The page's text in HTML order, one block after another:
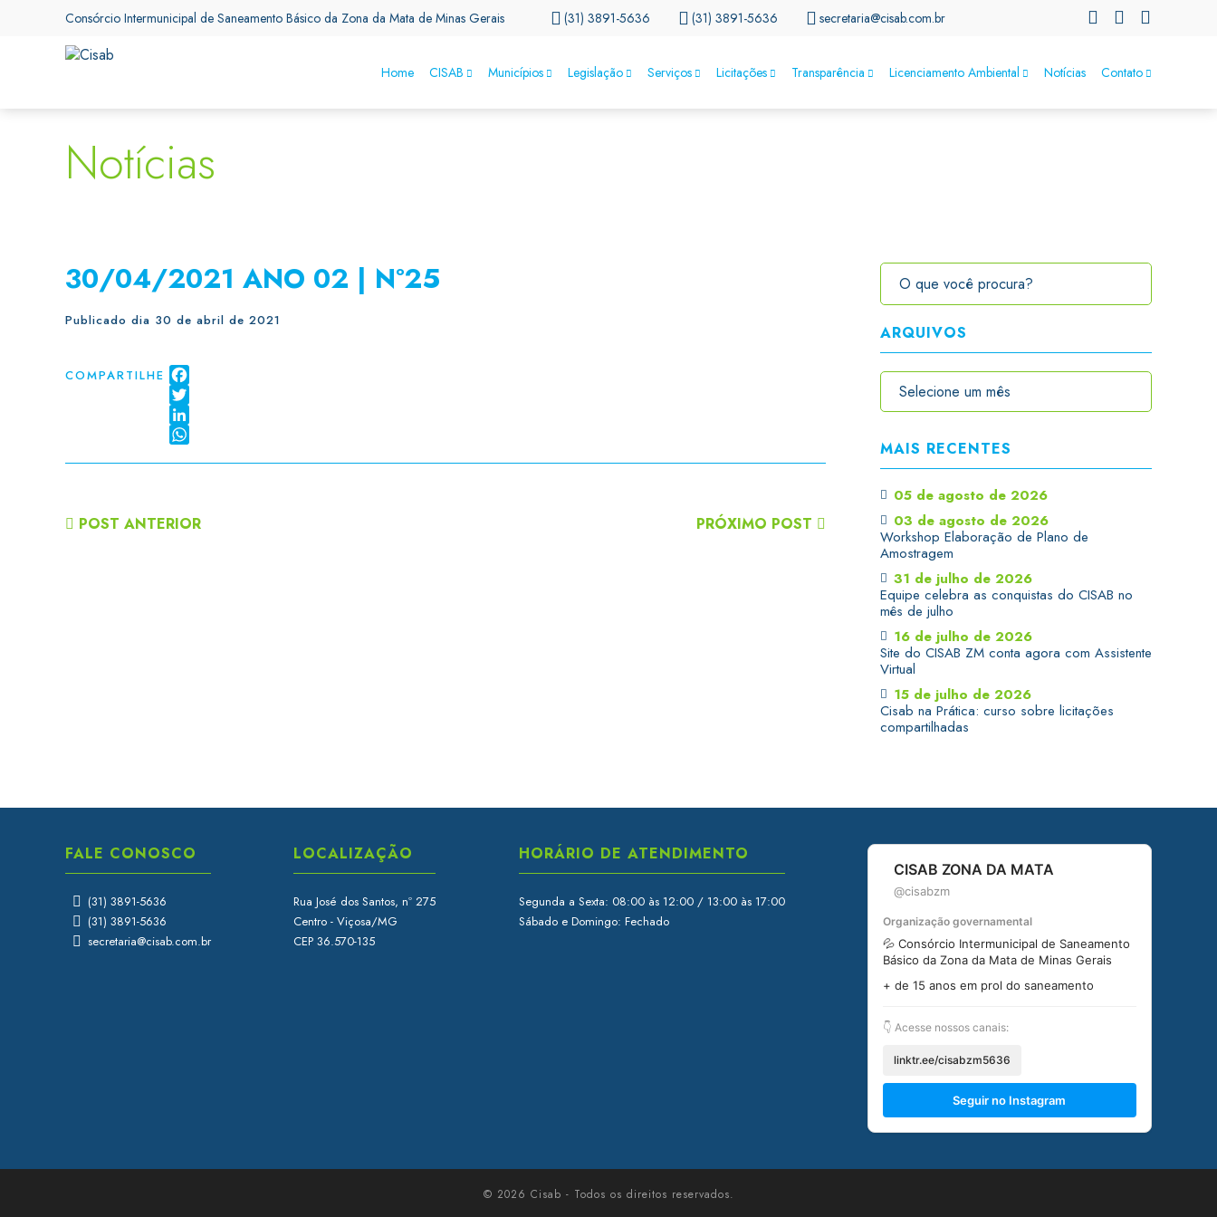
Consórcio Intermunicipal de Saneamento Básico da Zona da Mata de Minas Gerais (31) 3891-5636 (31) 3891-5636 secretaria@cisab.com.br
Home CISAB Municípios Legislação Serviços Licitações Transparência Licenciamento Ambiental Notícias Contato
Notícias
30/04/2021 ANO 02 | Nº25
Publicado dia 30 de abril de 2021
COMPARTILHE
Facebook
Twitter
LinkedIn
POST ANTERIOR PRÓXIMO POST
ARQUIVOS
MAIS RECENTES
05 de agosto de 2026
03 de agosto de 2026
Workshop Elaboração de Plano de
Amostragem
31 de julho de 2026
Equipe celebra as conquistas do CISAB no
mês de julho
16 de julho de 2026
Site do CISAB ZM conta agora com Assistente
Virtual
15 de julho de 2026
Cisab na Prática: curso sobre licitações
compartilhadas
FALE CONOSCO
(31) 3891-5636
(31) 3891-5636
secretaria@cisab.com.br
LOCALIZAÇÃO
Rua José dos Santos, nº 275
Centro - Viçosa/MG
CEP 36.570-135
HORÁRIO DE ATENDIMENTO
Segunda a Sexta: 08:00 às 12:00 / 13:00 às 17:00
Sábado e Domingo: Fechado
CISAB ZONA DA MATA
@cisabzm
Organização governamental
💦 Consórcio Intermunicipal de Saneamento
Básico da Zona da Mata de Minas Gerais
+ de 15 anos em prol do saneamento
👇 Acesse nossos canais:
linktr.ee/cisabzm5636
Seguir no Instagram
© 2026 Cisab - Todos os direitos reservados.